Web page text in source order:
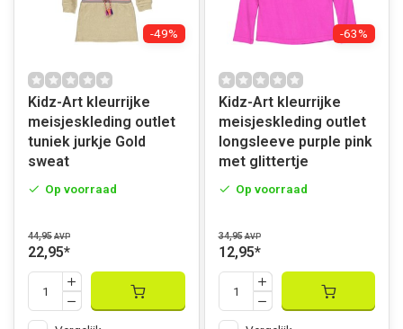
-49%
Kidz-Art kleurrijke
meisjeskleding outlet
tuniek jurkje Gold
sweat
Op voorraad
44,95 AVP
22,95*
-63%
Kidz-Art kleurrijke
meisjeskleding outlet
longsleeve purple pink
met glittertje
Op voorraad
34,95 AVP
12,95*